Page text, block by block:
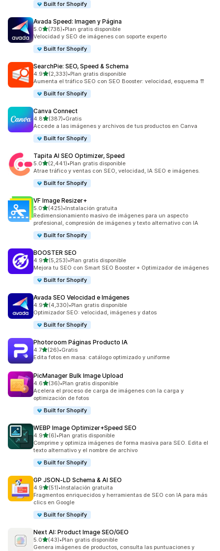
Built for Shopify
Avada Speed: Imagen y Página
5.0de 5 estrellas
(738)
738 reseñas en total
•Plan gratis disponible
Velocidad y SEO de imágenes con soporte experto
Built for Shopify
SearchPie: SEO, Speed & Schema
4.9de 5 estrellas
(2,333)
2333 reseñas en total
•Plan gratis disponible
Aumenta el tráfico SEO con SEO Booster: velocidad, esquema ⇈
Built for Shopify
Canva Connect
4.8de 5 estrellas
(387)
387 reseñas en total
•Gratis
Accede a las imágenes y archivos de tus productos en Canva
Built for Shopify
Tapita AI SEO Optimizer, Speed
5.0de 5 estrellas
(2,441)
2441 reseñas en total
•Plan gratis disponible
Atrae tráfico y ventas con SEO, velocidad, IA SEO e imágenes.
Built for Shopify
VF Image Resizer+
5.0de 5 estrellas
(425)
425 reseñas en total
•Instalación gratuita
Redimensionamiento masivo de imágenes para un aspecto
profesional, compresión de imágenes y texto alternativo con IA
Built for Shopify
BOOSTER SEO
4.9de 5 estrellas
(5,253)
5253 reseñas en total
•Plan gratis disponible
Mejora tu SEO con Smart SEO Booster + Optimizador de imágenes
Built for Shopify
Avada SEO Velocidad e Imágenes
4.9de 5 estrellas
(4,330)
4330 reseñas en total
•Plan gratis disponible
Optimizador SEO: velocidad, imágenes y datos
Built for Shopify
Photoroom Páginas Producto IA
4.7de 5 estrellas
(26)
26 reseñas en total
•Gratis
Edita fotos en masa: catálogo optimizado y uniforme
PicManager Bulk Image Upload
4.6de 5 estrellas
(36)
36 reseñas en total
•Plan gratis disponible
Acelera el proceso de carga de imágenes con la carga y
optimización de fotos
Built for Shopify
WEBP Image Optimizer+Speed SEO
4.9de 5 estrellas
(6)
6 reseñas en total
•Plan gratis disponible
Comprime y optimiza imágenes de forma masiva para SEO. Edita el
texto alternativo y el nombre de archivo
Built for Shopify
GP JSON‑LD Schema & AI SEO
4.9de 5 estrellas
(51)
51 reseñas en total
•Instalación gratuita
Fragmentos enriquecidos y herramientas de SEO con IA para más
clics en Google
Built for Shopify
Next AI: Product Image SEO/GEO
5.0de 5 estrellas
(43)
43 reseñas en total
•Plan gratis disponible
Genera imágenes de productos, consulta las puntuaciones y